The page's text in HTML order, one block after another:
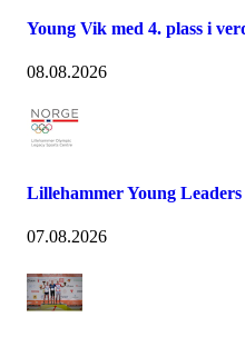
Young Vik med 4. plass i
08.08.2026
Lillehammer Young
07.08.2026